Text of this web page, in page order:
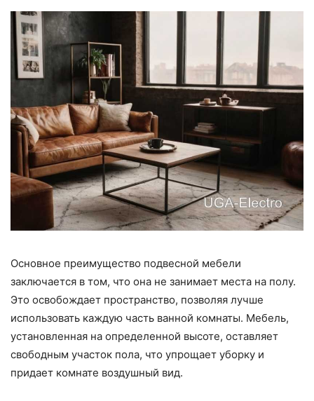
Основное преимущество подвесной мебели
заключается в том, что она не занимает места на полу.
Это освобождает пространство, позволяя лучше
использовать каждую часть ванной комнаты. Мебель,
установленная на определенной высоте, оставляет
свободным участок пола, что упрощает уборку и
придает комнате воздушный вид.